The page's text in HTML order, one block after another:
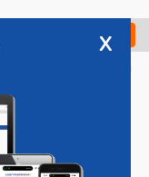
Check in
x